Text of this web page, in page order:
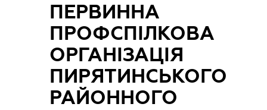
ПЕРВИННА
ПРОФСПІЛКОВА
ОРГАНІЗАЦІЯ
ПИРЯТИНСЬКОГО
РАЙОННОГО